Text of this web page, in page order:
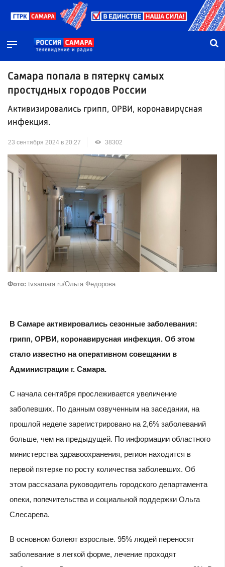
Самара попала в пятерку самых
простудных городов России
Активизировались грипп, ОРВИ, коронавирусная
инфекция.
23 сентября 2024 в 20:27 38302
Фото: tvsamara.ru/Ольга Федорова
В Самаре активировались сезонные заболевания:
грипп, ОРВИ, коронавирусная инфекция. Об этом
стало известно на оперативном совещании в
Администрации г. Самара.
С начала сентября прослеживается увеличение
заболевших. По данным озвученным на заседании, на
прошлой неделе зарегистрировано на 2,6% заболеваний
больше, чем на предыдущей. По информации областного
министерства здравоохранения, регион находится в
первой пятерке по росту количества заболевших. Об
этом рассказала руководитель городского департамента
опеки, попечительства и социальной поддержки Ольга
Слесарева.
В основном болеют взрослые. 95% людей переносят
заболевание в легкой форме, лечение проходят